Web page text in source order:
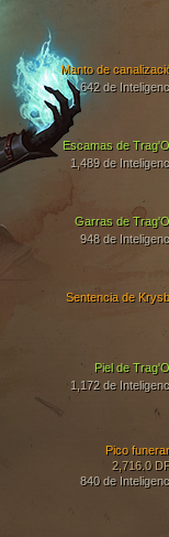
Escamas de
1,489 de
Garras de
948 de
Manto de
642 de
Piel de
1,172 de
Pico
2,716.0
840 de
Sentencia de